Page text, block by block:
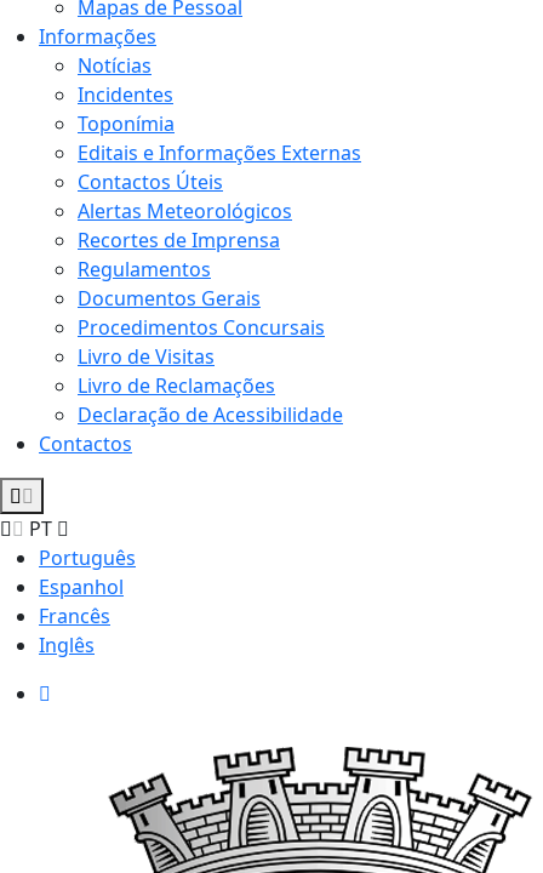
Mapas de Pessoal
Informações
Notícias
Incidentes
Toponímia
Editais e Informações Externas
Contactos Úteis
Alertas Meteorológicos
Recortes de Imprensa
Regulamentos
Documentos Gerais
Procedimentos Concursais
Livro de Visitas
Livro de Reclamações
Declaração de Acessibilidade
Contactos
PT
Português
Espanhol
Francês
Inglês